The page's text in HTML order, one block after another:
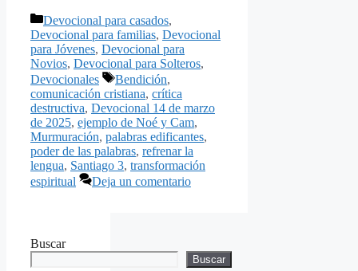
Categorías
Devocional para casados,
Devocional para familias, Devocional
para Jóvenes, Devocional para
Novios, Devocional para Solteros,
Devocionales
Etiquetas
Bendición,
comunicación cristiana, crítica
destructiva, Devocional 14 de marzo
de 2025, ejemplo de Noé y Cam,
Murmuración, palabras edificantes,
poder de las palabras, refrenar la
lengua, Santiago 3, transformación
espiritual
Deja un comentario
Buscar
Buscar